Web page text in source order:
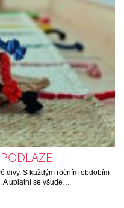
divy. S každým ročním obdobím
uplatní se všude…